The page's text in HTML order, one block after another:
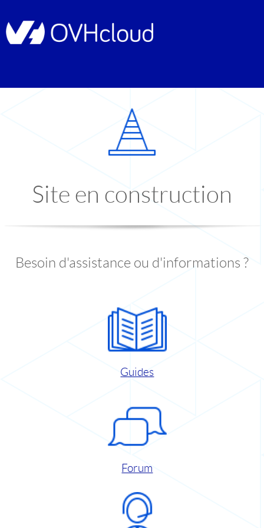
Site en construction
Besoin d'assistance ou d'informations ?
Guides
Forum